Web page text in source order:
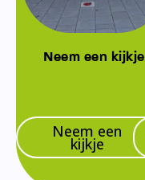
Neem een kijkje
Neem een
kijkje